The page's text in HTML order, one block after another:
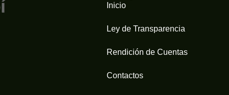
Inicio
Ley de Transparencia
Rendición de Cuentas
Contactos